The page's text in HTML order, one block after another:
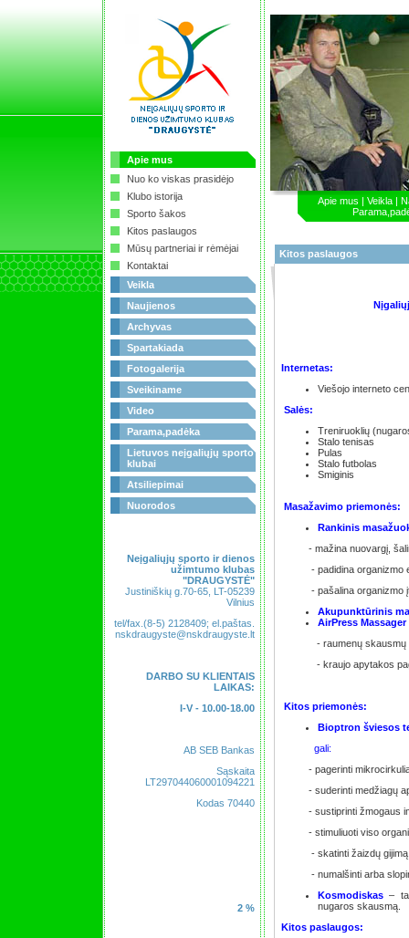
Apie mus
Nuo ko viskas prasidėjo
Klubo istorija
Sporto šakos
Kitos paslaugos
Mūsų partneriai ir rėmėjai
Kontaktai
Veikla
Naujienos
Archyvas
Spartakiada
Fotogalerija
Sveikiname
Video
Parama,padėka
Lietuvos neįgaliųjų sporto
klubai
Atsiliepimai
Nuorodos
Neįgaliųjų sporto ir dienos
užimtumo klubas
"DRAUGYSTĖ"
Justiniškių g.70-65, LT-05239
Vilnius
tel/fax.(8-5) 2128409; el.paštas.
nskdraugyste@nskdraugyste.lt
DARBO SU KLIENTAIS
LAIKAS:
I-V - 10.00-18.00
AB SEB Bankas
Sąskaita
LT297044060001094221
Kodas 70440
2 %
Apie mus | Veikla|
Kitos paslaugos
Internetas:
Viešojo interneto
Salės:
Treniruoklių
Stalo tenisas
Pulas
Stalo futbolas
Smiginis
Masažavimo priemonės:
Rankinis
- mažina nuovargį, šalina
- padidina organizmo
- pašalina organizmo
Akupunktūrinis
AirPress
- raumenų skausmų
- kraujo apytakos
Kitos priemonės:
Bioptron šviesos
gali:
- pagerinti
- suderinti medžiagų
- sustiprinti žmogaus
- stimuliuoti viso
- skatinti žaizdų
- numalšinti arba
Kosmodiskas –
nugaros skausmą.
Kitos paslaugos: